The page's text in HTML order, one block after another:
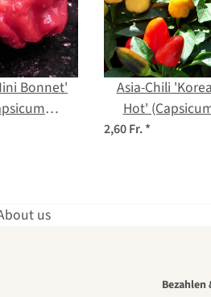
Bonnet'
Samen
Asia-Chili
Hot'
annuum) Samen
2,60 Fr.*